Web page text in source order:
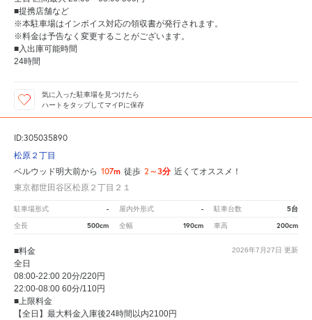
■提携店舗など
※本駐車場はインボイス対応の領収書が発行されます。
※料金は予告なく変更することがございます。
■入出庫可能時間
24時間
気に入った駐車場を見つけたら
ハートをタップしてマイPに保存
ID:305035890
松原２丁目
ベルウッド明大前から 107m 徒歩 2～3分 近くてオススメ！
東京都世田谷区松原２丁目２１
駐車場形式 - 屋内外形式 - 駐車台数 5台
全長 500cm 全幅 190cm 車高 200cm
2026年7月27日 更新
■料金
全日
08:00-22:00 20分/220円
22:00-08:00 60分/110円
■上限料金
【全日】最大料金入庫後24時間以内2100円